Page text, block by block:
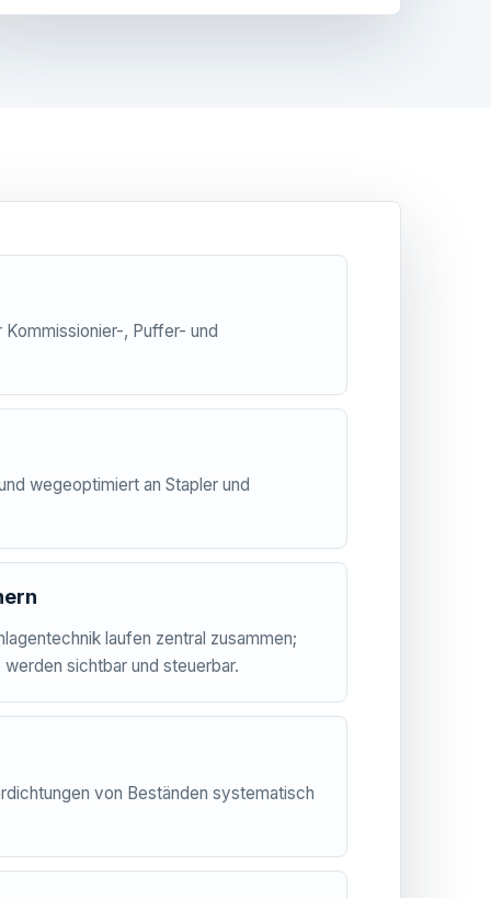
, Puffer- und
wegeoptimiert an Stapler und
laufen zentral zusammen;
sichtbar und steuerbar.
von Beständen systematisch